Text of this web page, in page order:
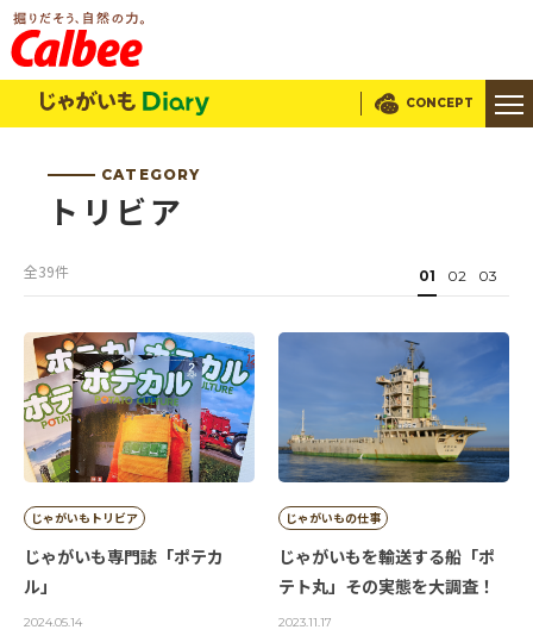
じゃがいもDialy CONCEPT
CATEGORY
トリビア
全39件 01 02 03
じゃがいもトリビア
じゃがいも専門誌「ポテカ
ル」
2024.05.14
じゃがいもの仕事
じゃがいもを輸送する船「ポ
テト丸」その実態を大調査！
2023.11.17